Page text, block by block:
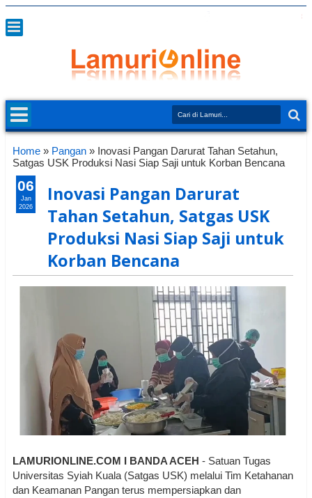
Home » Pangan » Inovasi Pangan Darurat Tahan Setahun,
Satgas USK Produksi Nasi Siap Saji untuk Korban Bencana
Inovasi Pangan Darurat
Tahan Setahun, Satgas USK
Produksi Nasi Siap Saji untuk
Korban Bencana
LAMURIONLINE.COM I BANDA ACEH - Satuan Tugas
Universitas Syiah Kuala (Satgas USK) melalui Tim Ketahanan
dan Keamanan Pangan terus mempersiapkan dan
06
Jan
2026